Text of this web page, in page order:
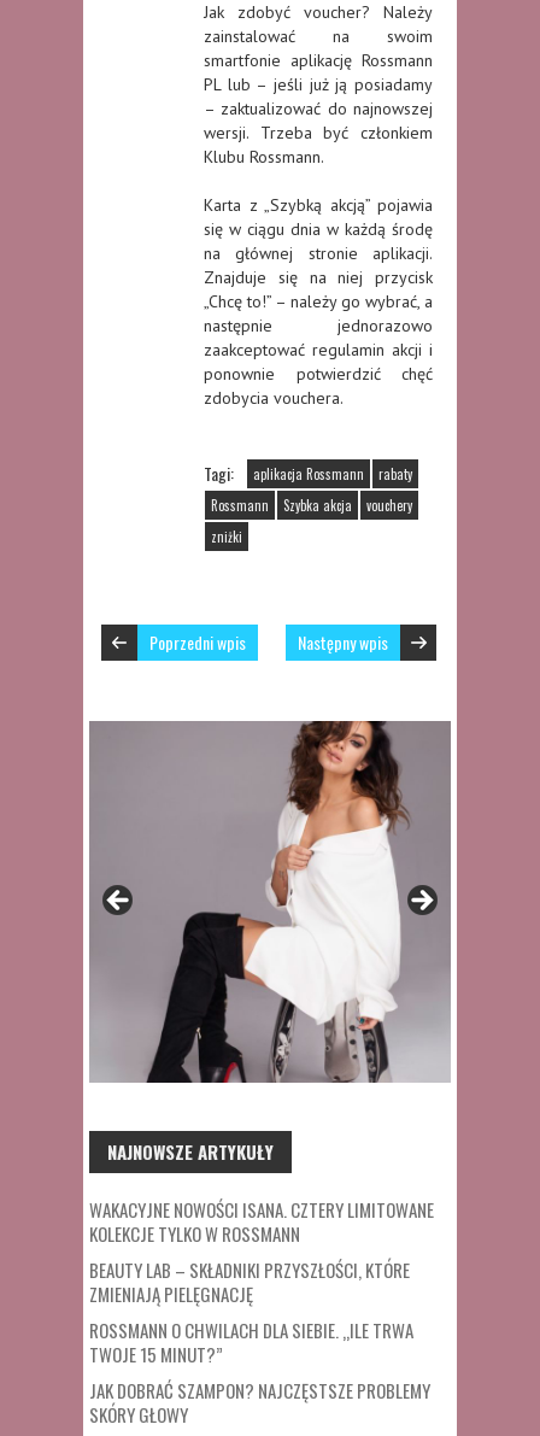
Jak zdobyć voucher? Należy
zainstalować na swoim
smartfonie aplikację Rossmann
PL lub – jeśli już ją posiadamy
– zaktualizować do najnowszej
wersji. Trzeba być członkiem
Klubu Rossmann.
Karta z „Szybką akcją” pojawia
się w ciągu dnia w każdą środę
na głównej stronie aplikacji.
Znajduje się na niej przycisk
„Chcę to!” – należy go wybrać, a
następnie jednorazowo
zaakceptować regulamin akcji i
ponownie potwierdzić chęć
zdobycia vouchera.
Tagi: aplikacja Rossmann
rabaty
Rossmann
Szybka akcja
vouchery
zniżki
Poprzedni wpis Następny wpis
NAJNOWSZE ARTYKUŁY
WAKACYJNE NOWOŚCI ISANA. CZTERY LIMITOWANE
KOLEKCJE TYLKO W ROSSMANN
BEAUTY LAB – SKŁADNIKI PRZYSZŁOŚCI, KTÓRE
ZMIENIAJĄ PIELĘGNACJĘ
ROSSMANN O CHWILACH DLA SIEBIE. „ILE TRWA
TWOJE 15 MINUT?”
JAK DOBRAĆ SZAMPON? NAJCZĘSTSZE PROBLEMY
SKÓRY GŁOWY